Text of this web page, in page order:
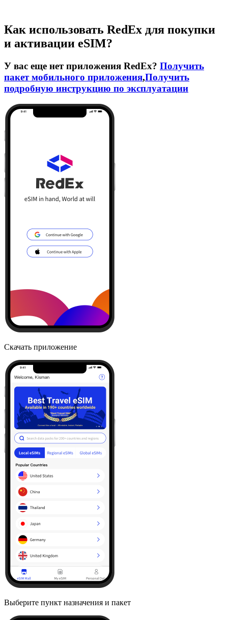
Как использовать RedEx для покупки
и активации eSIM?
У вас еще нет приложения RedEx? Получить
пакет мобильного приложения,Получить
подробную инструкцию по эксплуатации
Скачать приложение
Выберите пункт назначения и пакет